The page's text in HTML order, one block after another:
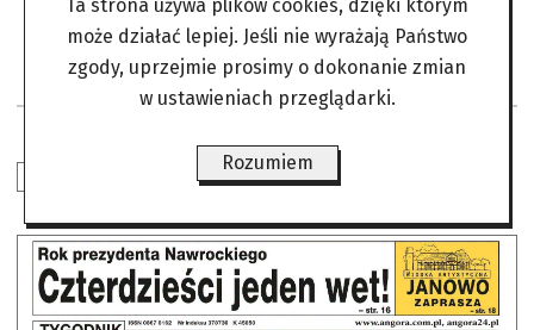
Ta strona używa plików cookies, dzięki którym
może działać lepiej. Jeśli nie wyrażają Państwo
zgody, uprzejmie prosimy o dokonanie zmian
w ustawieniach przeglądarki.
Rozumiem